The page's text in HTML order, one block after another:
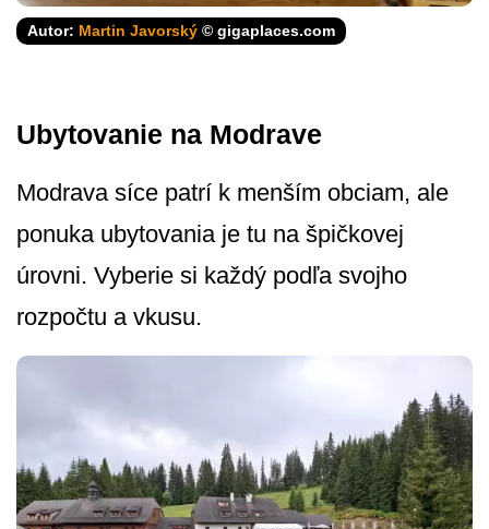
Autor: Martin Javorský © gigaplaces.com
Ubytovanie na Modrave
Modrava síce patrí k menším obciam, ale
ponuka ubytovania je tu na špičkovej
úrovni. Vyberie si každý podľa svojho
rozpočtu a vkusu.